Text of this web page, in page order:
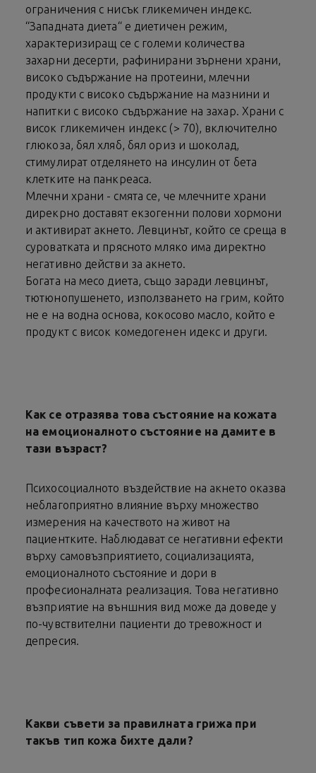
ограничения с нисък гликемичен индекс.
“Западната диета“ е диетичен режим,
характеризиращ се с големи количества
захарни десерти, рафинирани зърнени храни,
високо съдържание на протеини, млечни
продукти с високо съдържание на мазнини и
напитки с високо съдържание на захар. Храни с
висок гликемичен индекс (> 70), включително
глюкоза, бял хляб, бял ориз и шоколад,
стимулират отделянето на инсулин от бета
клетките на панкреаса.
Млечни храни - смята се, че млечните храни
дирекрно доставят екзогенни полови хормони
и активират акнето. Левцинът, който се среща в
суроватката и прясното мляко има директно
негативно действи за акнето.
Богата на месо диета, също заради левцинът,
тютюнопушенето, използването на грим, който
не е на водна основа, кокосово масло, който е
продукт с висок комедогенен идекс и други.
Как се отразява това състояние на кожата
на емоционалното състояние на дамите в
тази възраст?
Психосоциалното въздействие на акнето оказва
неблагоприятно влияние върху множество
измерения на качеството на живот на
пациентките. Наблюдават се негативни ефекти
върху самовъзприятието, социализацията,
емоционалното състояние и дори в
професионалната реализация. Това негативно
възприятие на външния вид може да доведе у
по-чувствителни пациенти до тревожност и
депресия.
Какви съвети за правилната грижа при
такъв тип кожа бихте дали?